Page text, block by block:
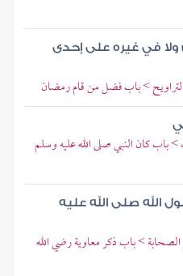
في غيره على إحدى
> باب فضل من قام رمضان
كان النبي صلى الله عليه وسلم
الله صلى الله عليه
> باب ذكر معاوية رضي الله